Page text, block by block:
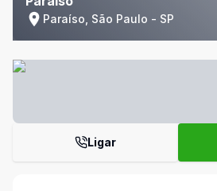
Paraíso, São Paulo - SP
Ligar